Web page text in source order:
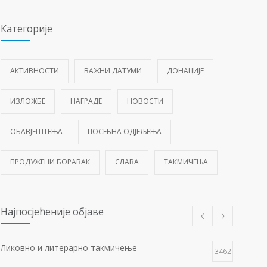
Категорије
АКТИВНОСТИ ВАЖНИ ДАТУМИ ДОНАЦИЈЕ
ИЗЛОЖБЕ НАГРАДЕ НОВОСТИ
ОБАВЈЕШТЕЊА ПОСЕБНА ОДЈЕЉЕЊА
ПРОДУЖЕНИ БОРАВАК СЛАВА ТАКМИЧЕЊА
Најпосјећеније објаве
Ликовно и литерарно такмичење 3462